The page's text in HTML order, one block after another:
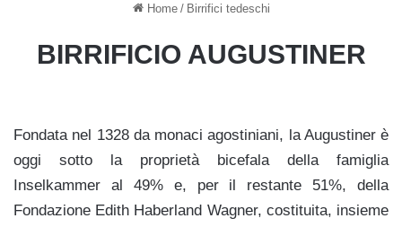
Home / Birrifici tedeschi
BIRRIFICIO AUGUSTINER
Fondata nel 1328 da monaci agostiniani, la Augustiner è
oggi sotto la proprietà bicefala della famiglia
Inselkammer al 49% e, per il restante 51%, della
Fondazione Edith Haberland Wagner, costituita, insieme